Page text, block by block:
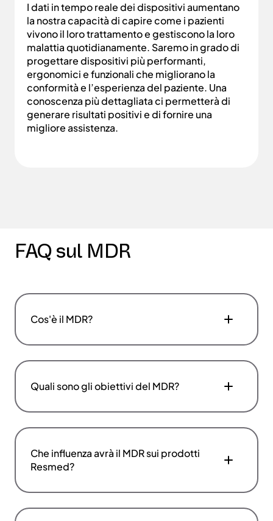
I dati in tempo reale dei dispositivi aumentano
la nostra capacità di capire come i pazienti
vivono il loro trattamento e gestiscono la loro
malattia quotidianamente. Saremo in grado di
progettare dispositivi più performanti,
ergonomici e funzionali che migliorano la
conformità e l’esperienza del paziente. Una
conoscenza più dettagliata ci permetterà di
generare risultati positivi e di fornire una
migliore assistenza.
FAQ sul MDR
Cos'è il MDR?
Quali sono gli obiettivi del MDR?
Che influenza avrà il MDR sui prodotti
Resmed?